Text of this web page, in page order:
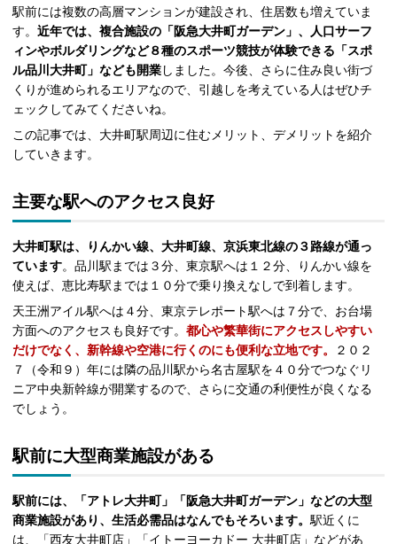
駅前には複数の高層マンションが建設され、住居数も増えていま
す。近年では、複合施設の「阪急大井町ガーデン」、人口サーフ
ィンやボルダリングなど８種のスポーツ競技が体験できる「スポ
ル品川大井町」なども開業しました。今後、さらに住み良い街づ
くりが進められるエリアなので、引越しを考えている人はぜひチ
ェックしてみてくださいね。
この記事では、大井町駅周辺に住むメリット、デメリットを紹介
していきます。
主要な駅へのアクセス良好
大井町駅は、りんかい線、大井町線、京浜東北線の３路線が通っ
ています。品川駅までは３分、東京駅へは１２分、りんかい線を
使えば、恵比寿駅までは１０分で乗り換えなしで到着します。
天王洲アイル駅へは４分、東京テレポート駅へは７分で、お台場
方面へのアクセスも良好です。都心や繁華街にアクセスしやすい
だけでなく、新幹線や空港に行くのにも便利な立地です。 ２０２
７（令和９）年には隣の品川駅から名古屋駅を４０分でつなぐリ
ニア中央新幹線が開業するので、さらに交通の利便性が良くなる
でしょう。
駅前に大型商業施設がある
駅前には、「アトレ大井町」「阪急大井町ガーデン」などの大型
商業施設があり、生活必需品はなんでもそろいます。駅近くに
は、「西友大井町店」「イトーヨーカドー 大井町店」などがあ